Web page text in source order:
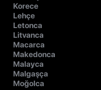
Korece
Lehçe
Letonca
Litvanca
Macarca
Makedonca
Malayca
Malgaşça
Moğolca